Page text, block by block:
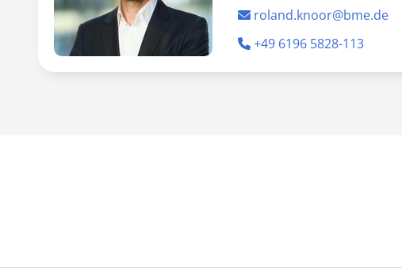
roland.knoor@bme.de
+49 6196 5828-113